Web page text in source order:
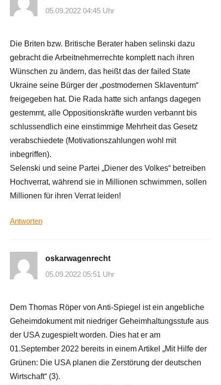
05.09.2022 04:45 Uhr
Die Briten bzw. Britische Berater haben selinski dazu
gebracht die Arbeitnehmerrechte komplett nach ihren
Wünschen zu ändern, das heißt das der failed State
Ukraine seine Bürger der „postmodernen Sklaventum“
freigegeben hat. Die Rada hatte sich anfangs dagegen
gestemmt, alle Oppositionskräfte wurden verbannt bis
schlussendlich eine einstimmige Mehrheit das Gesetz
verabschiedete (Motivationszahlungen wohl mit
inbegriffen).
Selenski und seine Partei „Diener des Volkes“ betreiben
Hochverrat, während sie in Millionen schwimmen, sollen
Millionen für ihren Verrat leiden!
Antworten
oskarwagenrecht
05.09.2022 05:51 Uhr
Dem Thomas Röper von Anti-Spiegel ist ein angebliche
Geheimdokument mit niedriger Geheimhaltungsstufe aus
der USA zugespielt worden. Dies hat er am
01.September 2022 bereits in einem Artikel „Mit Hilfe der
Grünen: Die USA planen die Zerstörung der deutschen
Wirtschaft“ (3).